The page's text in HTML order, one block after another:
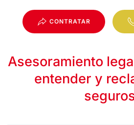
CONTRATAR
Asesoramiento
entender y